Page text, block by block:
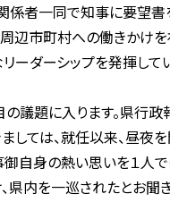
係者一同で知事に要望書
辺市町村への働きかけ
ーダーシップを発揮し
議題に入ります。県行
しては、就任以来、昼夜
御自身の熱い思いを１
県内を一巡されたとお聞